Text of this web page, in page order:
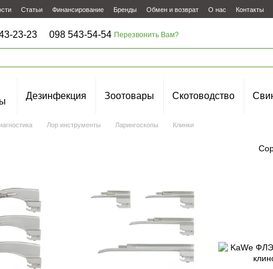
Статьи Финансирование Бренды Обмен и возврат О нас Контакты
23-23 098 543-54-54 Перезвонить Вам?
Дезинфекция Зоотовары Скотоводство
Лор инструменты Ларингоскопы Клинки